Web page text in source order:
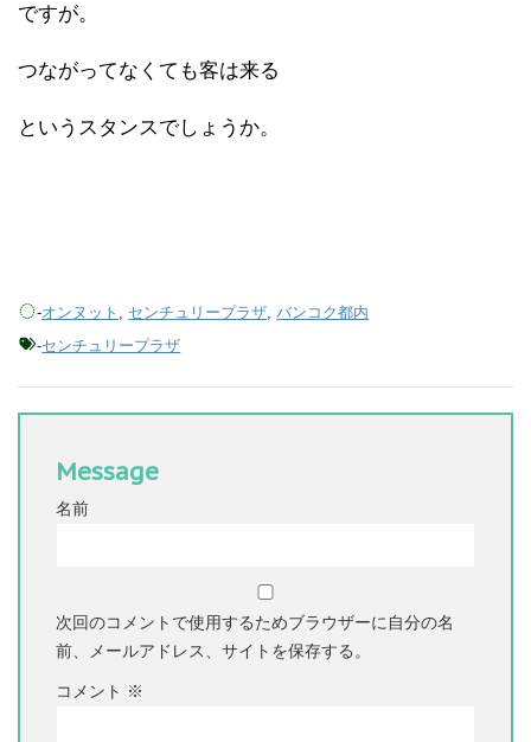
ですが。
つながってなくても客は来る
というスタンスでしょうか。
-オンヌット センチュリープラザ ,バンコク都内
-センチュリープラザ
Message
名前
次回のコメントで使用するためブラウザーに自分の名
前、メールアドレス、サイトを保存する。
コメント ※